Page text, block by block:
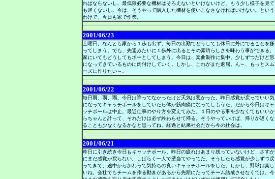
ればならないし。最低限必要な機材はそろえないといけないけど、もう少し様子を見て
も遅くないし。今は、そうやって購入した機材を使いこなさなければいけない。という
わけで、今日も家で作業。
2001/06/23
土曜日。なんとも家から１歩も出ず。毎日の出勤でどうしても休日に外にでることを嫌
ってしまう。でも、先週みたいに１歩外に出るとその素晴らしさを味わう事ができる。
家にいてもどうしてもボーとしてしまう。今日は、楽曲制作に集中。少しずつだけど形
になってきているものに肉付けしていく。しかし、これがまた退屈。ん～、もっとスム
ーズに作りたい～。
2001/06/22
毎日雨、雨、雨。今日は降ってなかったけど天気は悪かった。昨日感覚が戻っていい気
になってキャッチボールをしていたら体が筋肉痛になってしもうた。だから今日はキャ
ッチボールは中止。最近仕事のやり方を変えてみた。１日のやる事を少なくてもいいか
らちゃんと計って、それだけは必ず終わらせて帰る。そうやっていけば、帰りが遅くな
ることも少なくなるかなと思ってね。経過と結果社会だから今の社会は。
2001/06/21
昨日に引き続き今日もキャッチボール。昨日の疲れはあまり残っていないけど、さすが
にまだ感覚が戻らない。しばらく一人で壁当てやってた。そうしたら感覚が少しずつ戻
ってきて、途中から加わって気持ちの良いキャッチボールをした。しかし、野球は楽し
いね。会社でもチームを作る動きがあるから先頭にたってチーム結成させなくては。今